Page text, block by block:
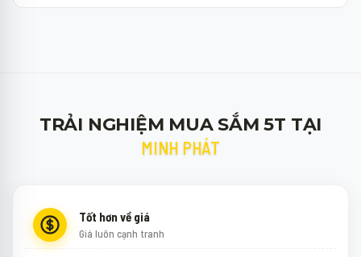
TRẢI NGHIỆM MUA SẮM 5T TẠI
MINH PHÁT
Tốt hơn về giá
Giá luôn cạnh tranh